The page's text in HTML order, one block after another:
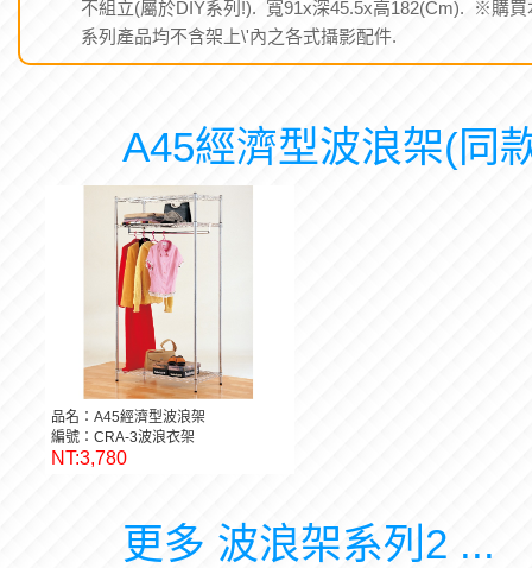
不組立(屬於DIY系列!). 寬91x深45.5x高182(Cm). ※購買
系列產品均不含架上\'內之各式攝影配件.
A45經濟型波浪架(同
品名：A45經濟型波浪架
編號：CRA-3波浪衣架
NT:3,780
更多 波浪架系列2 ...